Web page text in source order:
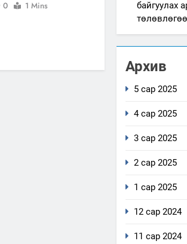
0 1 Mins
байгуулах
төлөвлөгөө
Архив
5 сар 2025
4 сар 2025
3 сар 2025
2 сар 2025
1 сар 2025
12 сар 2024
11 сар 2024